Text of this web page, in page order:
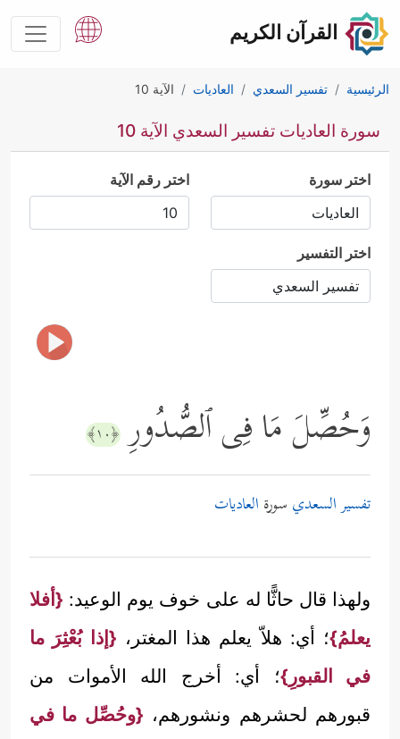
القرآن الكريم
الرئيسية تفسير السعدي العاديات الآية 10
سورة العاديات تفسير السعدي الآية 10
اختر سورة اختر رقم الآية
اختر التفسير
وَحُصِّلَ مَا فِی ٱلصُّدُورِ ﴿١٠﴾
تفسير السعدي سورة العاديات
ولهذا قال حاثًّا له على خوف يوم الوعيد: {أفلا
يعلمُ}؛ أي: هلاّ يعلم هذا المغتر، {إذا بُعْثِرَ ما
في القبورِ}؛ أي: أخرج الله الأموات من
قبورهم لحشرهم ونشورهم، {وحُصِّل ما في